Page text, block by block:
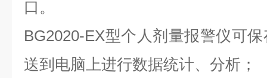
口。
BG2020-EX型个人剂量报警仪可
送到电脑上进行数据统计、分析；